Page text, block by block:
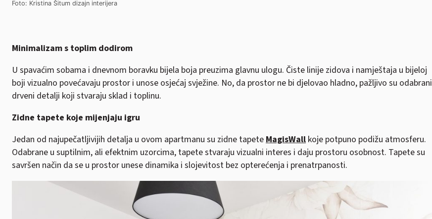
Foto: Kristina Šitum dizajn interijera
Minimalizam s toplim dodirom
U spavaćim sobama i dnevnom boravku bijela boja preuzima glavnu ulogu. Čiste linije zidova i namještaja u bijeloj
boji vizualno povećavaju prostor i unose osjećaj svježine. No, da prostor ne bi djelovao hladno, pažljivo su odabrani
drveni detalji koji stvaraju sklad i toplinu.
Zidne tapete koje mijenjaju igru
Jedan od najupečatljivijih detalja u ovom apartmanu su zidne tapeteMagisWall koje potpuno podižu atmosferu.
Odabrane u suptilnim, ali efektnim uzorcima, tapete stvaraju vizualni interes i daju prostoru osobnost. Tapete su
savršen način da se u prostor unese dinamika i slojevitost bez opterećenja i prenatrpanosti.